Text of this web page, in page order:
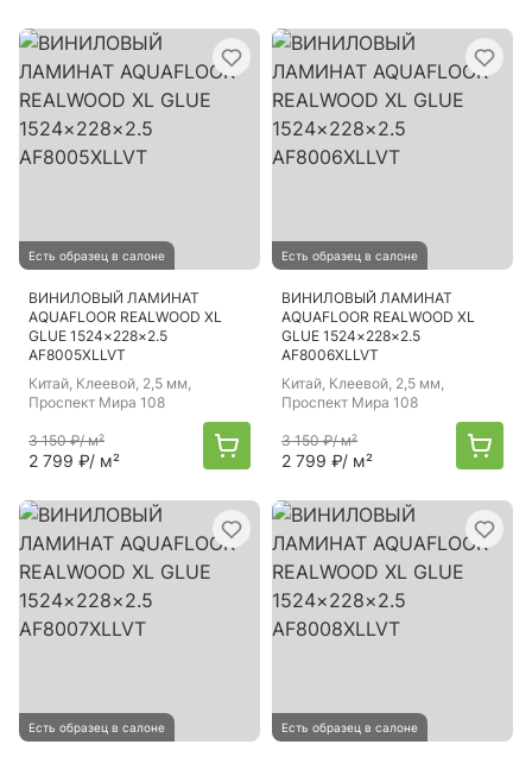
Есть образец в салоне
ВИНИЛОВЫЙ ЛАМИНАТ
AQUAFLOOR REALWOOD XL
GLUE 1524×228×2.5
AF8005XLLVT
Китай, Клеевой, 2,5 мм,
Проспект Мира 108
3 150 ₽/ м²
2 799 ₽/ м²
Есть образец в салоне
ВИНИЛОВЫЙ ЛАМИНАТ
AQUAFLOOR REALWOOD XL
GLUE 1524×228×2.5
AF8006XLLVT
Китай, Клеевой, 2,5 мм,
Проспект Мира 108
3 150 ₽/ м²
2 799 ₽/ м²
Есть образец в салоне Есть образец в салоне